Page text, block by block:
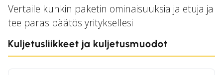
Vertaile kunkin paketin ominaisuuksia ja etuja ja
tee paras päätös yrityksellesi
Kuljetusliikkeet ja kuljetusmuodot